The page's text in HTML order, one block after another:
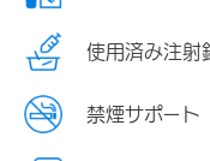
使用済み注射
禁煙サポート